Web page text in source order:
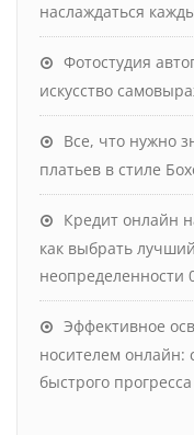
наслаждаться
Фотостудия
искусство
Все, что нужно
платьев в стиле
Кредит онлайн
как выбрать
неопределенности
Эффективное
носителем онлайн:
быстрого прогресса